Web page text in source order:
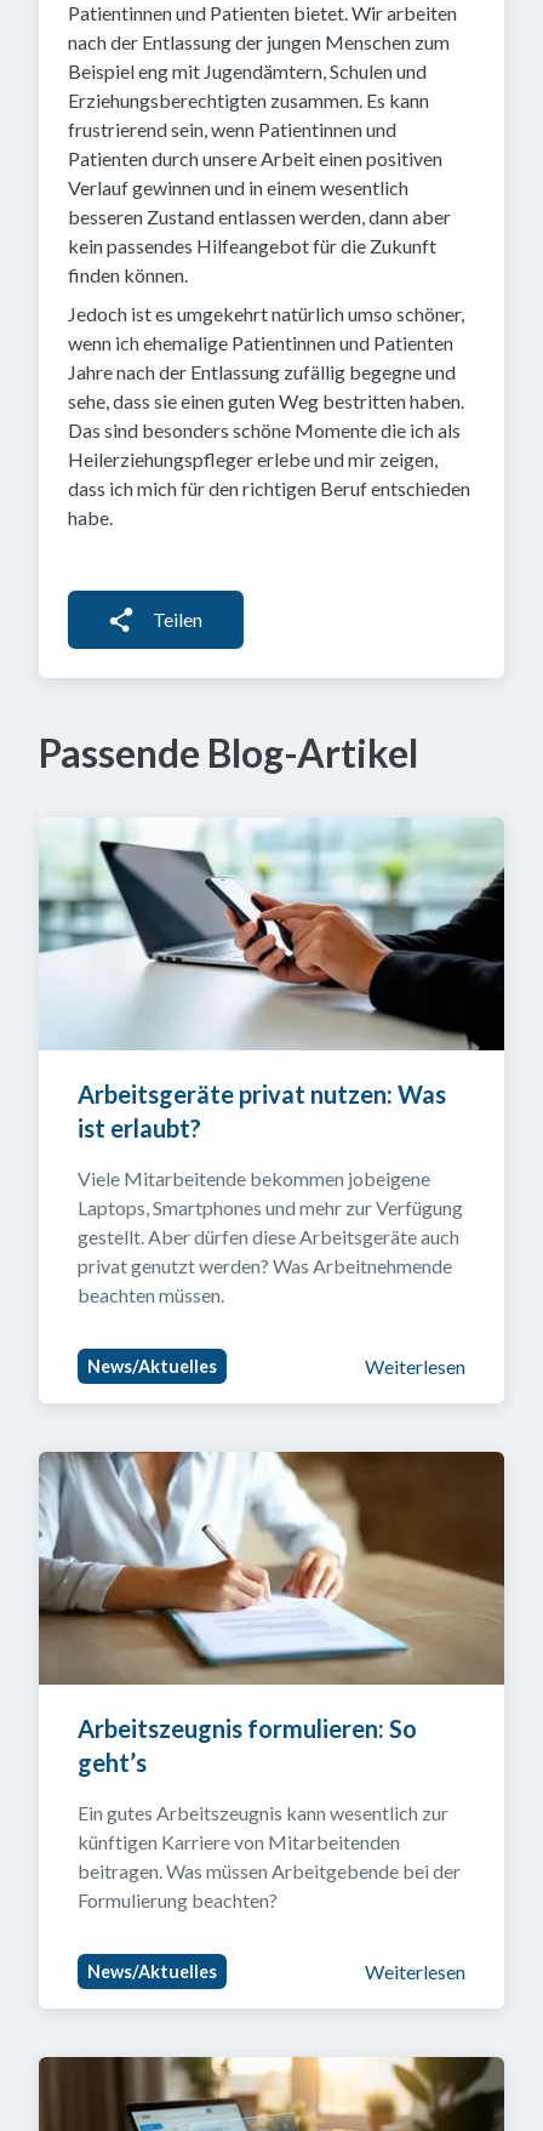
Patientinnen und Patienten bietet. Wir arbeiten
nach der Entlassung der jungen Menschen zum
Beispiel eng mit Jugendämtern, Schulen und
Erziehungsberechtigten zusammen. Es kann
frustrierend sein, wenn Patientinnen und
Patienten durch unsere Arbeit einen positiven
Verlauf gewinnen und in einem wesentlich
besseren Zustand entlassen werden, dann aber
kein passendes Hilfeangebot für die Zukunft
finden können.
Jedoch ist es umgekehrt natürlich umso schöner,
wenn ich ehemalige Patientinnen und Patienten
Jahre nach der Entlassung zufällig begegne und
sehe, dass sie einen guten Weg bestritten haben.
Das sind besonders schöne Momente die ich als
Heilerziehungspfleger erlebe und mir zeigen,
dass ich mich für den richtigen Beruf entschieden
habe.
Teilen
Passende Blog-Artikel
Arbeitsgeräte privat nutzen: Was
ist erlaubt?
Viele Mitarbeitende bekommen jobeigene
Laptops, Smartphones und mehr zur Verfügung
gestellt. Aber dürfen diese Arbeitsgeräte auch
privat genutzt werden? Was Arbeitnehmende
beachten müssen.
News/Aktuelles Weiterlesen
Arbeitszeugnis formulieren: So
geht’s
Ein gutes Arbeitszeugnis kann wesentlich zur
künftigen Karriere von Mitarbeitenden
beitragen. Was müssen Arbeitgebende bei der
Formulierung beachten?
News/Aktuelles Weiterlesen